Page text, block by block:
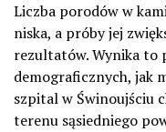
Liczba porodów w
niska, a próby jej
rezultatów. Wynika to
demograficznych, jak
szpital w Świnoujściu
terenu sąsiedniego